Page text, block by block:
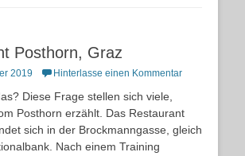
Posthorn, Graz
2019 Hinterlasse einen Kommentar
Diese Frage stellen sich viele,
Posthorn erzählt. Das Restaurant
sich in der Brockmanngasse, gleich
Nach einem Training